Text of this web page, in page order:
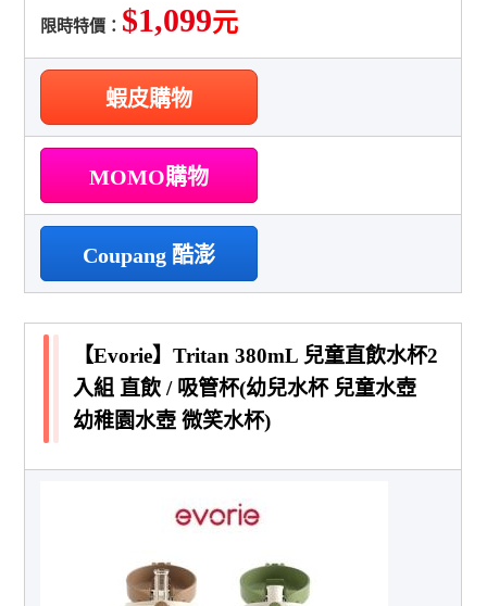
限時特價： $1,099元
蝦皮購物
MOMO購物
Coupang 酷澎
【Evorie】Tritan 380mL 兒童直飲水杯2
入組 直飲 / 吸管杯(幼兒水杯 兒童水壺
幼稚園水壺 微笑水杯)